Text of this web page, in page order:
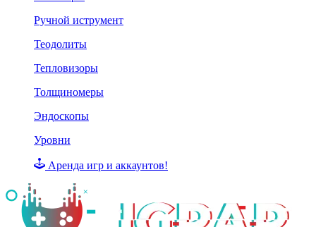
Ручной иструмент
Теодолиты
Тепловизоры
Толщиномеры
Эндоскопы
Уровни
Аренда игр и аккаунтов!